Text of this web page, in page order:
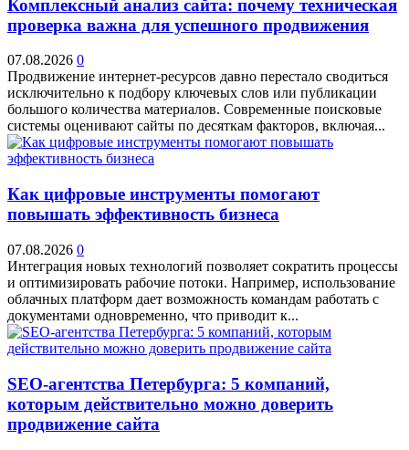
Комплексный анализ сайта: почему техническая
проверка важна для успешного продвижения
07.08.2026 0
Продвижение интернет-ресурсов давно перестало сводиться
исключительно к подбору ключевых слов или публикации
большого количества материалов. Современные поисковые
системы оценивают сайты по десяткам факторов, включая...
Как цифровые инструменты помогают
повышать эффективность бизнеса
07.08.2026 0
Интеграция новых технологий позволяет сократить процессы
и оптимизировать рабочие потоки. Например, использование
облачных платформ дает возможность командам работать с
документами одновременно, что приводит к...
SEO-агентства Петербурга: 5 компаний,
которым действительно можно доверить
продвижение сайта